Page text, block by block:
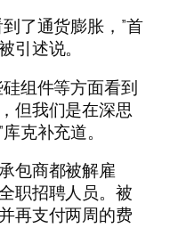
了通货膨胀，”首
引述说。
组件等方面看到
但我们是在深思
克补充道。
包商都被解雇
职招聘人员。被
再支付两周的费